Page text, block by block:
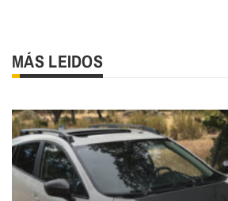
MÁS LEIDOS